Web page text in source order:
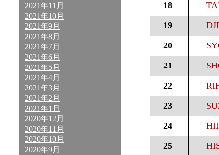
2021年11月
2021年10月
2021年9月
2021年8月
2021年7月
2021年6月
2021年5月
2021年4月
2021年3月
2021年2月
2021年1月
2020年12月
2020年11月
2020年10月
2020年9月
18
19
20
21
22
23
24
25